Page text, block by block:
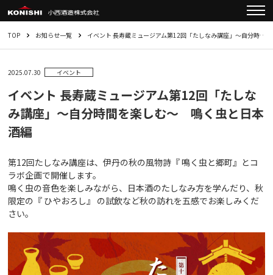
TOP お知らせ一覧 イベント 長寿蔵ミュージアム第12回「たしなみ講座」～自分時……
2025.07.30 イベント
イベント 長寿蔵ミュージアム第12回「たしな
み講座」～自分時間を楽しむ～ 鳴く虫と日本
酒編
第12回たしなみ講座は、伊丹の秋の風物詩『 鳴く虫と郷町』とコ
ラボ企画で開催します。
鳴く虫の音色を楽しみながら、日本酒のたしなみ方を学んだり、秋
限定の『 ひやおろし』 の試飲など秋の訪れを五感でお楽しみくだ
さい。